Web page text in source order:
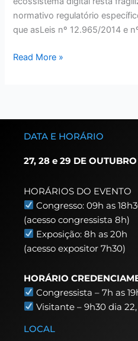
normativo regulatório
que asLeis nº 12.965/2014 e
Read More »
DATA E HORÁRIO
27, 28 e 29 DE OUTUBRO
HORÁRIOS DO EVENTO
Congresso: 09h as
(acesso congressista 8h)
Exposição: 8h as 20h
(acesso expositor 7h30)
HORÁRIO
Congressista – 7h as
Visitante – 9h30 dia
LOCAL